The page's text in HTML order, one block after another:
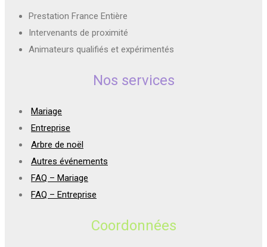
Prestation France Entière
Intervenants de proximité
Animateurs qualifiés et expérimentés
Nos services
Mariage
Entreprise
Arbre de noël
Autres événements
FAQ – Mariage
FAQ – Entreprise
Coordonnées